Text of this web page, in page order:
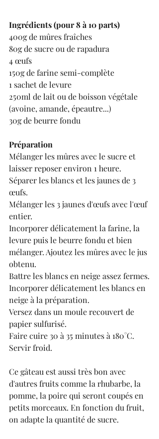
Ingrédients (pour 8 à 10 parts)
400g de mûres fraîches
80g de sucre ou de rapadura
4 œufs
150g de farine semi-complète
1 sachet de levure
250ml de lait ou de boisson végétale
(avoine, amande, épeautre...)
30g de beurre fondu
Préparation
Mélanger les mûres avec le sucre et
laisser reposer environ 1 heure.
Séparer les blancs et les jaunes de 3
œufs.
Mélanger les 3 jaunes d'œufs avec l'œuf
entier.
Incorporer délicatement la farine, la
levure puis le beurre fondu et bien
mélanger. Ajoutez les mûres avec le jus
obtenu.
Battre les blancs en neige assez fermes.
Incorporer délicatement les blancs en
neige à la préparation.
Versez dans un moule recouvert de
papier sulfurisé.
Faire cuire 30 à 35 minutes à 180°C.
Servir froid.
Ce gâteau est aussi très bon avec
d'autres fruits comme la rhubarbe, la
pomme, la poire qui seront coupés en
petits morceaux. En fonction du fruit,
on adapte la quantité de sucre.